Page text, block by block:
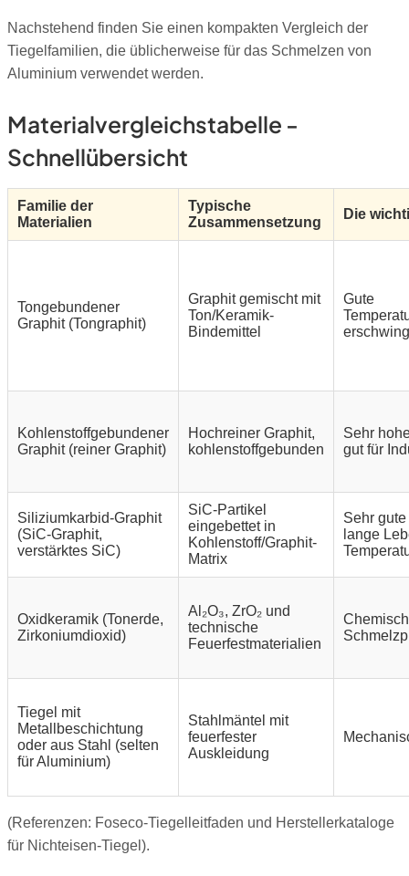
Nachstehend finden Sie einen kompakten Vergleich der
Tiegelfamilien, die üblicherweise für das Schmelzen von
Aluminium verwendet werden.
Materialvergleichstabelle -
Schnellübersicht
Familie der
Materialien
Typische
Zusammensetzung
Die
Tongebundener
Graphit (Tongraphit)
Graphit gemischt mit
Ton/Keramik-
Bindemittel
Gute
Kohlenstoffgebundener
Graphit (reiner Graphit)
Hochreiner Graphit,
kohlenstoffgebunden
Sehr
gut für
Siliziumkarbid-Graphit
(SiC-Graphit,
verstärktes SiC)
SiC-Partikel
eingebettet in
Kohlenstoff/Graphit-
Matrix
Sehr
lange
Oxidkeramik (Tonerde,
Zirkoniumdioxid)
Al₂O₃, ZrO₂ und
technische
Feuerfestmaterialien
Tiegel mit
Metallbeschichtung
oder aus Stahl (selten
für Aluminium)
Stahlmäntel mit
feuerfester
Auskleidung
(Referenzen: Foseco-Tiegelleitfaden und Herstellerkataloge
für Nichteisen-Tiegel).